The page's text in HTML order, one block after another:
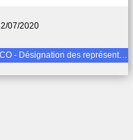
07/2020
représentants de la commune de Quimper